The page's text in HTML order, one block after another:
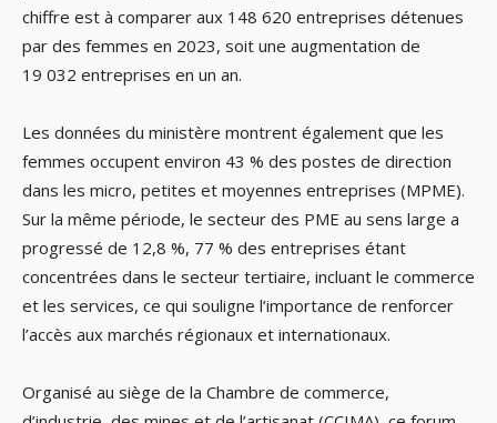
chiffre est à comparer aux 148 620 entreprises détenues
par des femmes en 2023, soit une augmentation de
19 032 entreprises en un an.
Les données du ministère montrent également que les
femmes occupent environ 43 % des postes de direction
dans les micro, petites et moyennes entreprises (MPME).
Sur la même période, le secteur des PME au sens large a
progressé de 12,8 %, 77 % des entreprises étant
concentrées dans le secteur tertiaire, incluant le commerce
et les services, ce qui souligne l’importance de renforcer
l’accès aux marchés régionaux et internationaux.
Organisé au siège de la Chambre de commerce,